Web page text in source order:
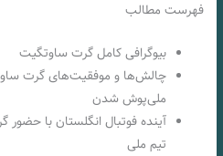
فهرست مطالب
بیوگرافی کامل گرت ساوتگیت
چالش‌ها و موفقیت‌های گرت
ملی‌پوش شدن
آینده فوتبال انگلستان با
تیم ملی